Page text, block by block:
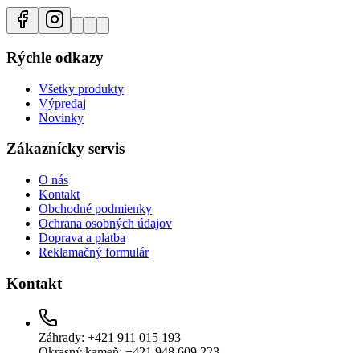
Rýchle odkazy
Všetky produkty
Výpredaj
Novinky
Zákaznícky servis
O nás
Kontakt
Obchodné podmienky
Ochrana osobných údajov
Doprava a platba
Reklamačný formulár
Kontakt
Záhrady: +421 911 015 193